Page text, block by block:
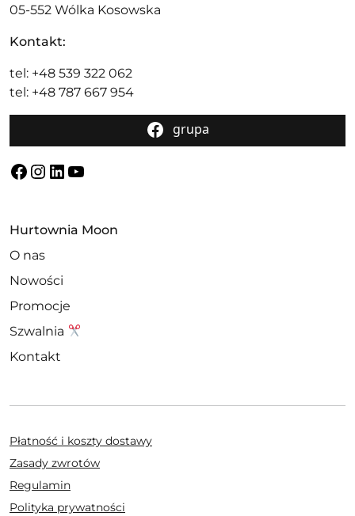
05-552 Wólka Kosowska
Kontakt:
tel: +48 539 322 062
tel: +48 787 667 954
grupa
Facebook
Instagram
LinkedIn
YouTube
Hurtownia Moon
O nas
Nowości
Promocje
Szwalnia
Kontakt
Płatność i koszty dostawy
Zasady zwrotów
Regulamin
Polityka prywatności